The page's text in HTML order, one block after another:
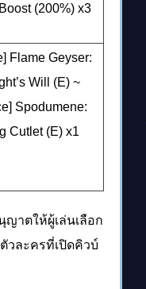
(200%) x3
Flame Geyser:
Will (E) ~
Spodumene:
Cutlet (E) x1
ญาตให้ผู้เล่นเลือก
วละครที่เปิดคิวบ์